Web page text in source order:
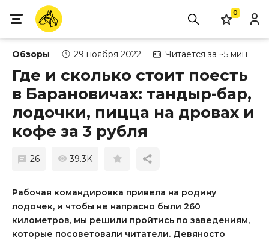
0
Обзоры 29 ноября 2022 Читается за ~5 мин
Где и сколько стоит поесть
в Барановичах: тандыр-бар,
лодочки, пицца на дровах и
кофе за 3 рубля
26 39.3K
Рабочая командировка привела на родину
лодочек, и чтобы не напрасно были 260
километров, мы решили пройтись по заведениям,
которые посоветовали читатели. Девяносто